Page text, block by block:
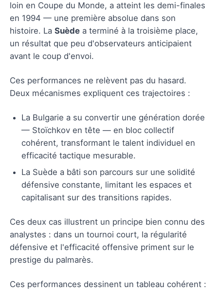
loin en Coupe du Monde, a atteint les demi-finales
en 1994 — une première absolue dans son
histoire. La Suède a terminé à la troisième place,
un résultat que peu d'observateurs anticipaient
avant le coup d'envoi.
Ces performances ne relèvent pas du hasard.
Deux mécanismes expliquent ces trajectoires :
La Bulgarie a su convertir une génération dorée
— Stoïchkov en tête — en bloc collectif
cohérent, transformant le talent individuel en
efficacité tactique mesurable.
La Suède a bâti son parcours sur une solidité
défensive constante, limitant les espaces et
capitalisant sur des transitions rapides.
Ces deux cas illustrent un principe bien connu des
analystes : dans un tournoi court, la régularité
défensive et l'efficacité offensive priment sur le
prestige du palmarès.
Ces performances dessinent un tableau cohérent :